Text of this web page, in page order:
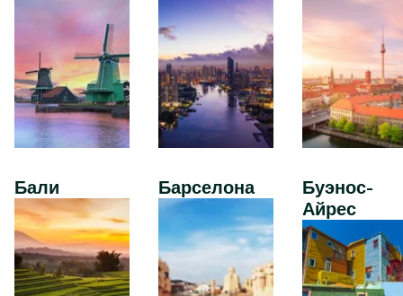
Бали Барселона
Буэнос-
Айрес